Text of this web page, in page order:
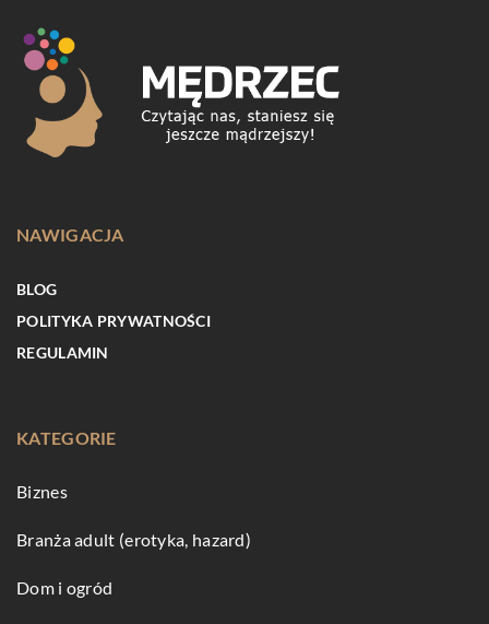
NAWIGACJA
BLOG
POLITYKA PRYWATNOŚCI
REGULAMIN
KATEGORIE
Biznes
Branża adult (erotyka, hazard)
Dom i ogród